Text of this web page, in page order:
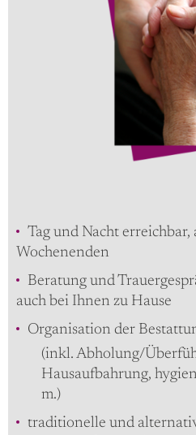
Tag und Nacht erreichbar,
Wochenenden
Beratung und
auch bei Ihnen zu Hause
Organisation der
(inkl. Abholung/
Hausaufbahrung,
m.)
traditionelle und